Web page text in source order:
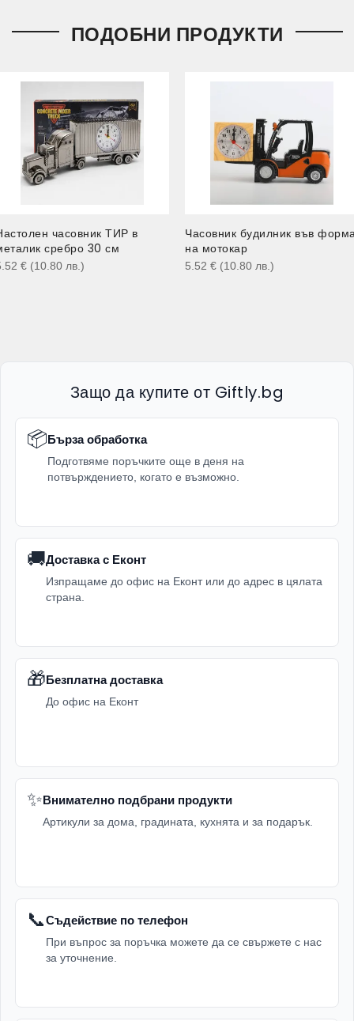
ПОДОБНИ ПРОДУКТИ
часовник ТИР в
сребро 30 см
€ (10.80 лв. )
Часовник будилник във
на мотокар
5.52 € (10.80 лв. )
Защо да купите от Giftly.bg
📦Бърза обработка
Подготвяме поръчките още в деня на
потвърждението, когато е възможно.
🚚Доставка с Еконт
Изпращаме до офис на Еконт или до адрес в цялата
страна.
🎁Безплатна доставка
До офис на Еконт
✨Внимателно подбрани продукти
Артикули за дома, градината, кухнята и за подарък.
📞Съдействие по телефон
При въпрос за поръчка можете да се свържете с нас
за уточнение.